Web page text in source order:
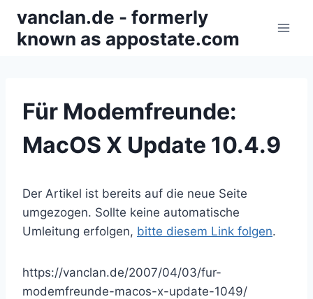
Inhalt
springen
vanclan.de - formerly
known as appostate.com
Für Modemfreunde:
MacOS X Update 10.4.9
Der Artikel ist bereits auf die neue Seite
umgezogen. Sollte keine automatische
Umleitung erfolgen, bitte diesem Link folgen.
https://vanclan.de/2007/04/03/fur-
modemfreunde-macos-x-update-1049/